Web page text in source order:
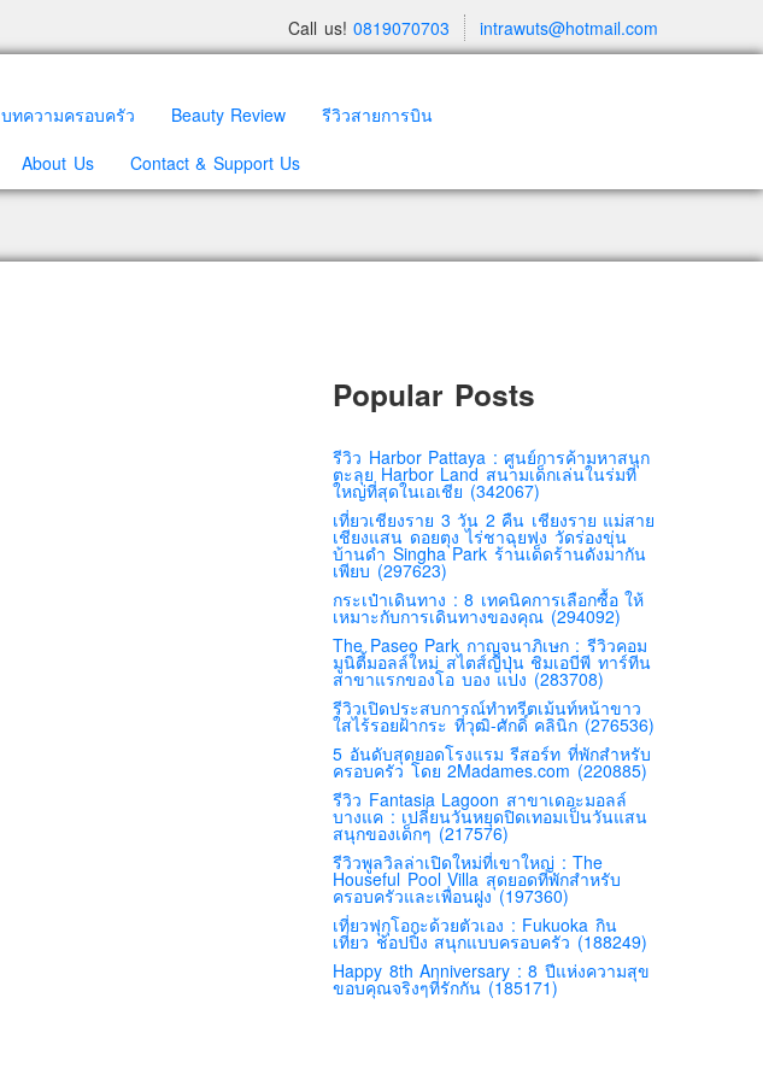
intrawuts@hotmail.com
Call us! 0819070703
บทความครอบครัว Beauty Review
รีวิวสายการบิน
About Us Contact & Support Us
Popular Posts
รีวิว Harbor Pattaya : ศูนย์การค้ามหาสนุก
ตะลุย Harbor Land สนามเด็กเล่นในร่มที่
ใหญ่ที่สุดในเอเชีย (342067)
เที่ยวเชียงราย 3 วัน 2 คืน เชียงราย แม่สาย
เชียงแสน ดอยตุง ไร่ชาฉุยฟง วัดร่องขุ่น
บ้านดำ Singha Park ร้านเด็ดร้านดังมากัน
เพียบ (297623)
กระเป๋าเดินทาง : 8 เทคนิคการเลือกซื้อ ให้
เหมาะกับการเดินทางของคุณ (294092)
The Paseo Park กาญจนาภิเษก : รีวิวคอม
มูนิตี้มอลล์ใหม่ สไตส์ญี่ปุ่น ชิมเอบีพี ทาร์ทีน
สาขาแรกของโอ บอง แปง (283708)
รีวิวเปิดประสบการณ์ทำทรีตเม้นท์หน้าขาว
ใสไร้รอยฝ้ากระ ที่วุฒิ-ศักดิ์ คลินิก (276536)
5 อันดับสุดยอดโรงแรม รีสอร์ท ที่พักสำหรับ
ครอบครัว โดย 2Madames.com (220885)
รีวิว Fantasia Lagoon สาขาเดอะมอลล์
บางแค : เปลี่ยนวันหยุดปิดเทอมเป็นวันแสน
สนุกของเด็กๆ (217576)
รีวิวพูลวิลล่าเปิดใหม่ที่เขาใหญ่ : The
Houseful Pool Villa สุดยอดที่พักสำหรับ
ครอบครัวและเพื่อนฝูง (197360)
เที่ยวฟุกุโอกะด้วยตัวเอง : Fukuoka กิน
เที่ยว ช้อปปิ้ง สนุกแบบครอบครัว (188249)
Happy 8th Anniversary : 8 ปีแห่งความสุข
ขอบคุณจริงๆที่รักกัน (185171)